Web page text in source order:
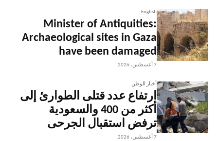
English
Minister of Antiquities:
Archaeological sites in Gaza
have been damaged
7 أغسطس، 2026
أخبار الوطن
ارتفاع عدد قتلى الطوارئ إلى
أكثر من 400 والسعودية
ترفض استقبال الجرحى
7 أغسطس، 2026